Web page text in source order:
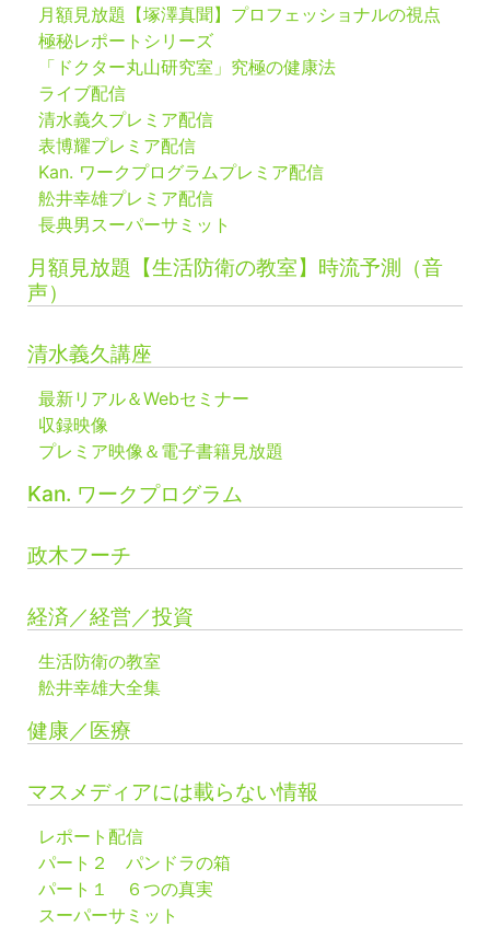
月額見放題【塚澤真聞】プロフェッショナルの視点
極秘レポートシリーズ
「ドクター丸山研究室」究極の健康法
ライブ配信
清水義久プレミア配信
表博耀プレミア配信
Kan. ワークプログラムプレミア配信
舩井幸雄プレミア配信
長典男スーパーサミット
月額見放題【生活防衛の教室】時流予測（音
声）
清水義久講座
最新リアル＆Webセミナー
収録映像
プレミア映像＆電子書籍見放題
Kan. ワークプログラム
政木フーチ
経済／経営／投資
生活防衛の教室
舩井幸雄大全集
健康／医療
マスメディアには載らない情報
レポート配信
パート２ パンドラの箱
パート１ ６つの真実
スーパーサミット